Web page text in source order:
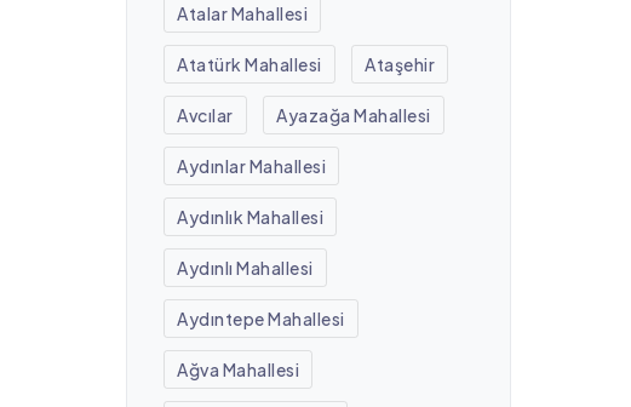
Atalar Mahallesi
Atatürk Mahallesi Ataşehir
Avcılar Ayazağa Mahallesi
Aydınlar Mahallesi
Aydınlık Mahallesi
Aydınlı Mahallesi
Aydıntepe Mahallesi
Ağva Mahallesi